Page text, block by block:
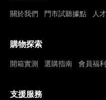
關於我們 門市試聽據點 人
購物探索
開箱實測 選購指南 會員福利
支援服務